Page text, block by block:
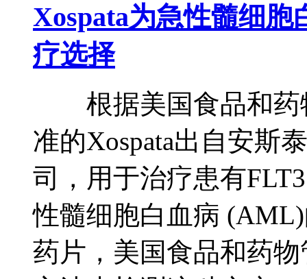
Xospata为急性髓细
疗选择
根据美国食品和药
准的Xospata出自安斯
司，用于治疗患有
性髓细胞白血病
药片，美国食品和药